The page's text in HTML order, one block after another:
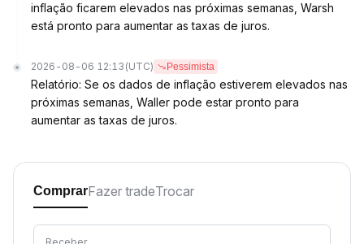
inflação ficarem elevados nas próximas semanas, Warsh
está pronto para aumentar as taxas de juros.
2026-08-06 12:13 (UTC) Pessimista
Relatório: Se os dados de inflação estiverem elevados nas
próximas semanas, Waller pode estar pronto para
aumentar as taxas de juros.
ComprarFazer tradeTrocar